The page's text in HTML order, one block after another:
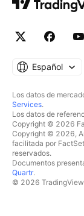
Español
Los datos de
Services.
Los datos de
Copyright © 2026
Copyright © 2026,
facilitada por
reservados.
Documentos
Quartr.
© 2026